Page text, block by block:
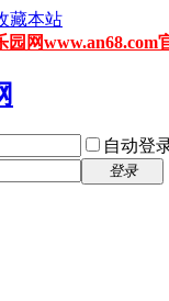
藏本站
园网www.an68.com
自动登
登录